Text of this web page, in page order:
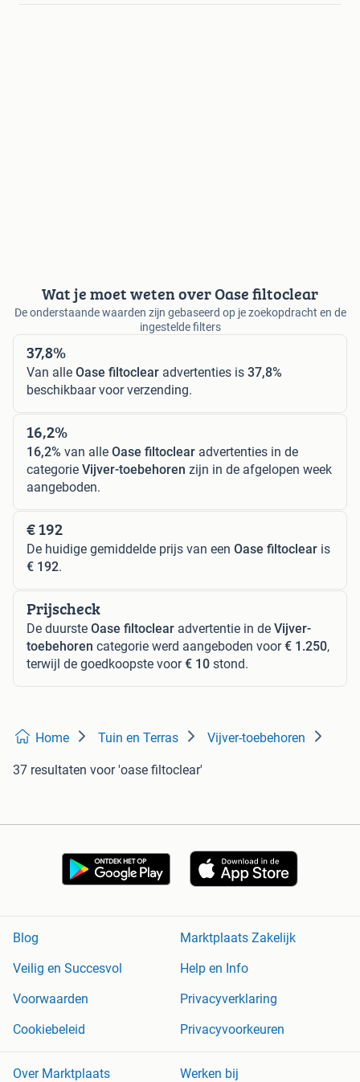
Wat je moet weten over Oase filtoclear
De onderstaande waarden zijn gebaseerd op je zoekopdracht en de
ingestelde filters
37,8%
Van alle Oase filtoclear advertenties is 37,8%
beschikbaar voor verzending.
16,2%
16,2% van alle Oase filtoclear advertenties in de
categorie Vijver-toebehoren zijn in de afgelopen week
aangeboden.
€ 192
De huidige gemiddelde prijs van een Oase filtoclear is
€ 192.
Prijscheck
De duurste Oase filtoclear advertentie in de Vijver-
toebehoren categorie werd aangeboden voor€ 1.250,
terwijl de goedkoopste voor€ 10 stond.
Home Tuin en Terras Vijver-toebehoren
37 resultaten voor 'oase filtoclear'
Blog
Marktplaats Zakelijk
Veilig en Succesvol
Help en Info
Voorwaarden
Privacyverklaring
Cookiebeleid
Privacyvoorkeuren
Over Marktplaats Werken bij